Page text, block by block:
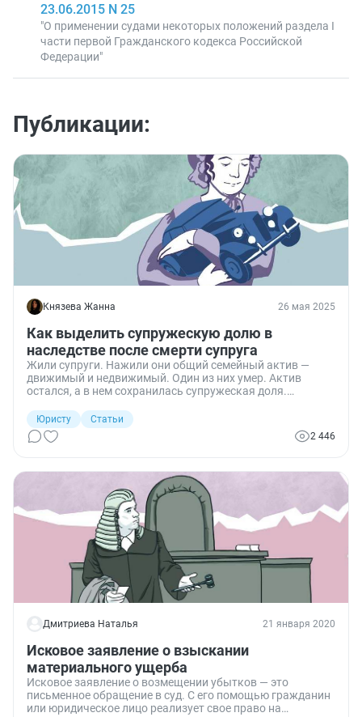
23.06.2015 N 25
"О применении судами некоторых положений раздела I
части первой Гражданского кодекса Российской
Федерации"
Публикации:
Князева Жанна 26 мая 2025
Как выделить супружескую долю в
наследстве после смерти супруга
Жили супруги. Нажили они общий семейный актив —
движимый и недвижимый. Один из них умер. Актив
остался, а в нем сохранилась супружеская доля.
каком размере.
Юристу
Статьи
2 446
Дмитриева Наталья 21 января 2020
Исковое заявление о взыскании
материального ущерба
Исковое заявление о возмещении убытков — это
письменное обращение в суд. С его помощью гражданин
или юридическое лицо реализует свое право на